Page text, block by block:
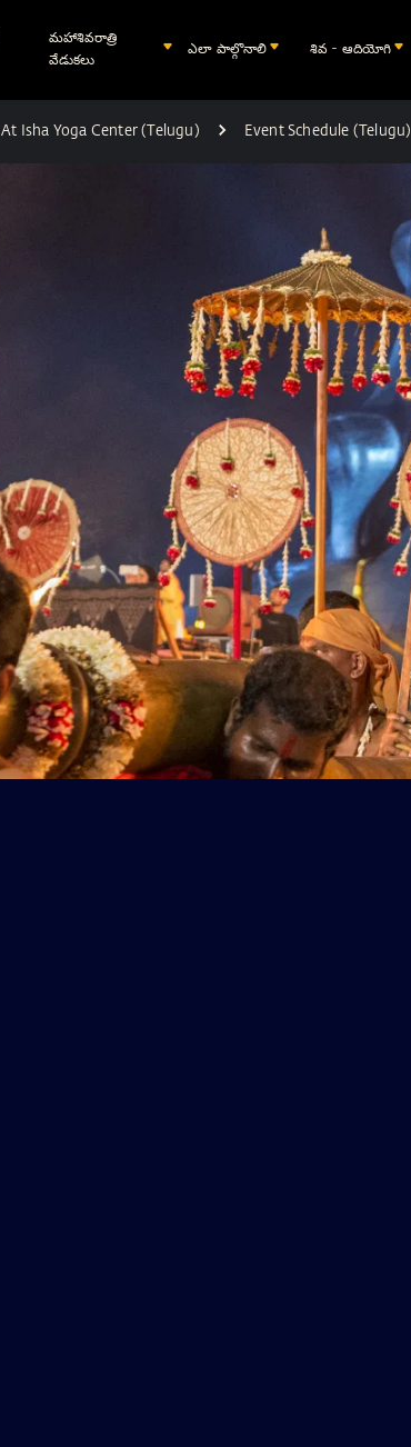
మహాశివరాత్రి
వేడుకలు
ఎలా పాల్గొనాలి శివ - ఆదియోగి
Isha Yoga Center (Telugu) Event Schedule (Telugu)